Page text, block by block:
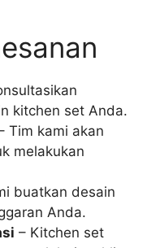
kitchen set Anda.
Tim kami akan
melakukan
buatkan desain
Anda.
– Kitchen set